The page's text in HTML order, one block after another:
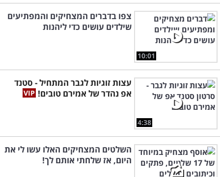
10:01
צפו בדברים המצחיקים והמפתיעים
שילדים עושים כדי ליהנות
4:38
עצות זוגיות לגבר המתחיל - סטנד
אפ נהדר של אמירם טובים!
השלטים המצחיקים האלו עשו לי את
היום, אז שלחתי אותם לך!